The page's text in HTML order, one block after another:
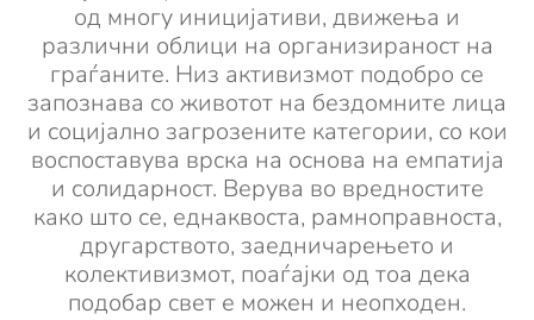
од многу иницијативи, движења и
различни облици на организираност на
граѓаните. Низ активизмот подобро се
запознава со животот на бездомните лица
и социјално загрозените категории, со кои
воспоставува врска на основа на емпатија
и солидарност. Верува во вредностите
како што се, еднаквоста, рамноправноста,
другарството, заедничарењето и
колективизмот, поаѓајки од тоа дека
подобар свет е можен и неопходен.